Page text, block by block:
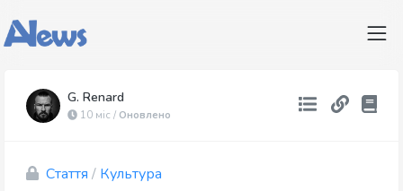
G. Renard
10 міс / Оновлено
Стаття / Культура